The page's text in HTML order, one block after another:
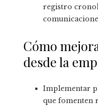
registro
Cómo
desde la
Implementar
que fomenten